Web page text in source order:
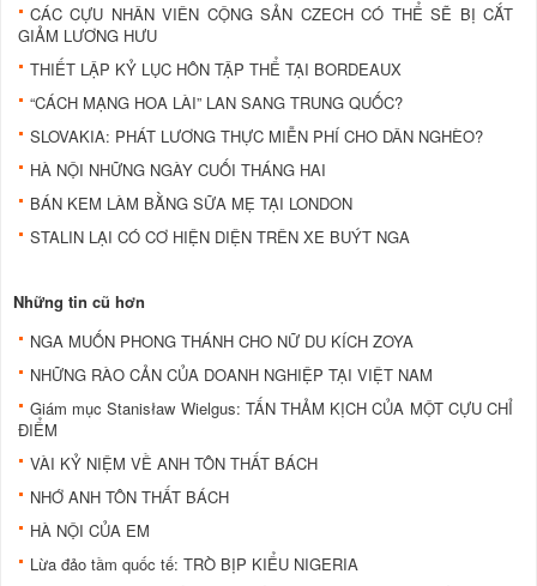
CÁC CỰU NHÂN VIÊN CỘNG SẢN CZECH CÓ THỂ SẼ BỊ CẮT
GIẢM LƯƠNG HƯU
THIẾT LẬP KỶ LỤC HÔN TẬP THỂ TẠI BORDEAUX
“CÁCH MẠNG HOA LÀI” LAN SANG TRUNG QUỐC?
SLOVAKIA: PHÁT LƯƠNG THỰC MIỄN PHÍ CHO DÂN NGHÈO?
HÀ NỘI NHỮNG NGÀY CUỐI THÁNG HAI
BÁN KEM LÀM BẰNG SỮA MẸ TẠI LONDON
STALIN LẠI CÓ CƠ HIỆN DIỆN TRÊN XE BUÝT NGA
Những tin cũ hơn
NGA MUỐN PHONG THÁNH CHO NỮ DU KÍCH ZOYA
NHỮNG RÀO CẢN CỦA DOANH NGHIỆP TẠI VIỆT NAM
Giám mục Stanisław Wielgus: TẤN THẢM KỊCH CỦA MỘT CỰU CHỈ
ĐIỂM
VÀI KỶ NIỆM VỀ ANH TÔN THẤT BÁCH
NHỚ ANH TÔN THẤT BÁCH
HÀ NỘI CỦA EM
Lừa đảo tầm quốc tế: TRÒ BỊP KIỂU NIGERIA